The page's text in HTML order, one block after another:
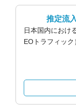
推定流
日本国内におけ
EOトラフィッ